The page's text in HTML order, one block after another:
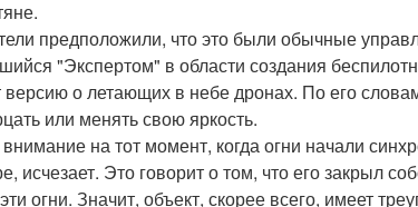
предположили, что это были обычные
"Экспертом" в области создания
версию о летающих в небе дронах. По его
или менять свою яркость.
на тот момент, когда огни начали
исчезает. Это говорит о том, что его закрыл
огни. Значит, объект, скорее всего, имеет